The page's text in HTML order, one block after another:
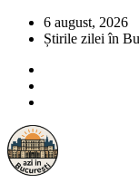
6 august, 2026
Știrile zilei în